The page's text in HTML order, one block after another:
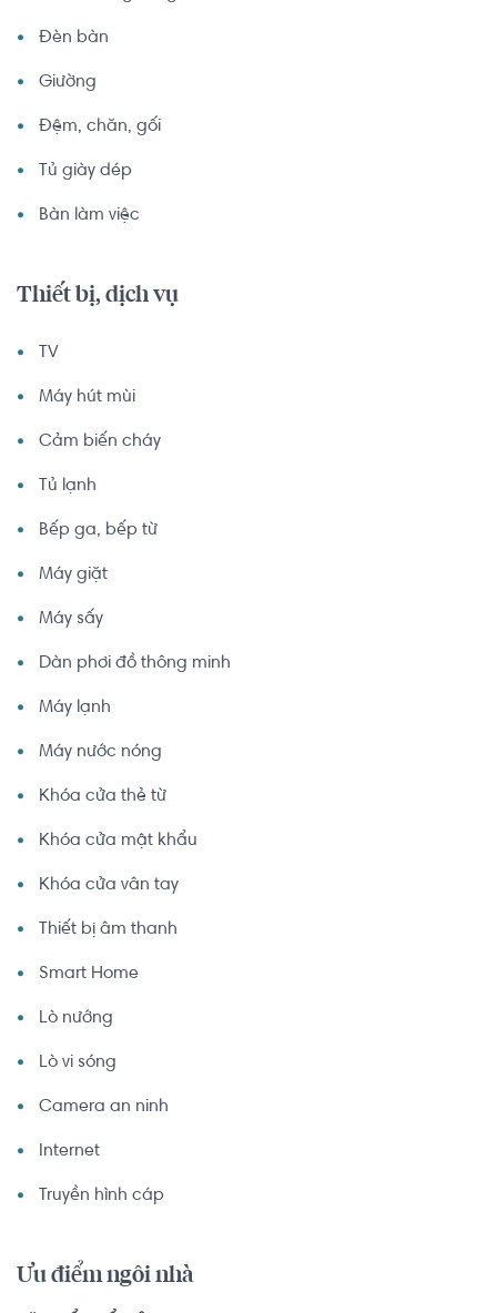
Đèn bàn
Giường
Đệm, chăn, gối
Tủ giày dép
Bàn làm việc
Thiết bị, dịch vụ
TV
Máy hút mùi
Cảm biến cháy
Tủ lạnh
Bếp ga, bếp từ
Máy giặt
Máy sấy
Dàn phơi đồ thông minh
Máy lạnh
Máy nước nóng
Khóa cửa thẻ từ
Khóa cửa mật khẩu
Khóa cửa vân tay
Thiết bị âm thanh
Smart Home
Lò nướng
Lò vi sóng
Camera an ninh
Internet
Truyền hình cáp
Ưu điểm ngôi nhà